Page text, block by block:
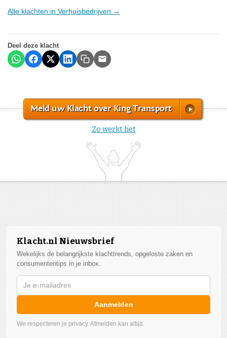
Alle klachten in Verhuisbedrijven →
Deel deze klacht
Meld uw Klacht over King Transport
Zo werkt het
Klacht.nl Nieuwsbrief
Wekelijks de belangrijkste klachttrends, opgeloste zaken en
consumententips in je inbox.
Aanmelden
We respecteren je privacy. Afmelden kan altijd.